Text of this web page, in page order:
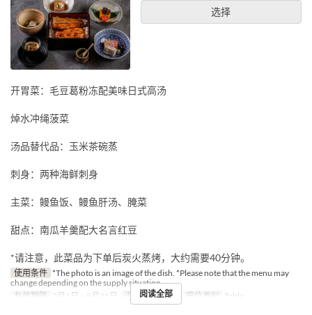
选择
开胃菜：毛豆葛粉冻配美味日式高汤
焯水冲绳菠菜
汤品替代品：玉米茶碗蒸
刺身：两种海鲜刺身
主菜：鳗鱼饭、鳗鱼肝汤、腌菜
甜点：南瓜羊羹配大名言红豆
*请注意，此菜品为下单后炭火蒸烤，大约需要40分钟。
使用条件 *The photo is an image of the dish. *Please note that the menu may
change depending on the supply situation.
有效期限 7月1日 ~ 8月31日 进餐时间 午餐 座位类别 Table
阅读全部